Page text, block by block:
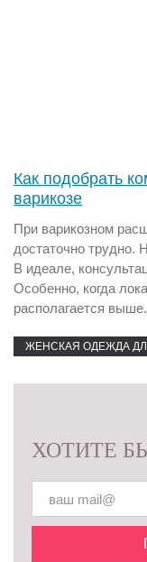
Как подобрать
варикозе
При варикозном
достаточно трудно.
В идеале,
Особенно, когда
располагается
ЖЕНСКАЯ ОДЕЖДА
ХОТИТЕ